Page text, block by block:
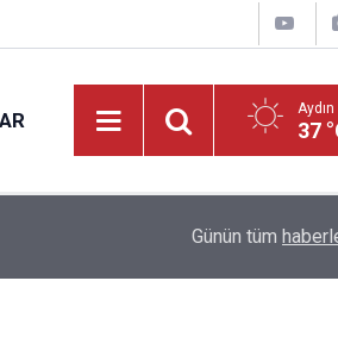
Aydın
37
Vali Varol, Adalet Bakan
Günün tüm